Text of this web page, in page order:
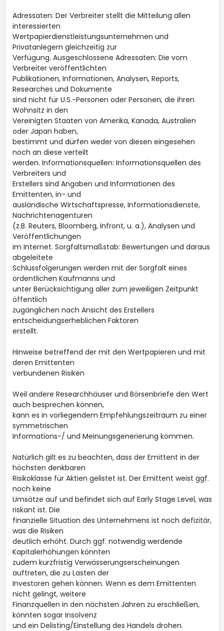
Adressaten: Der Verbreiter stellt die Mitteilung allen
interessierten
Wertpapierdienstleistungsunternehmen und
Privatanlegern gleichzeitig zur
Verfügung. Ausgeschlossene Adressaten: Die vom
Verbreiter veröffentlichten
Publikationen, Informationen, Analysen, Reports,
Researches und Dokumente
sind nicht für U.S.-Personen oder Personen, die ihren
Wohnsitz in den
Vereinigten Staaten von Amerika, Kanada, Australien
oder Japan haben,
bestimmt und dürfen weder von diesen eingesehen
noch an diese verteilt
werden. Informationsquellen: Informationsquellen des
Verbreiters und
Erstellers sind Angaben und Informationen des
Emittenten, in- und
ausländische Wirtschaftspresse, Informationsdienste,
Nachrichtenagenturen
(z.B. Reuters, Bloomberg, Infront, u. a.), Analysen und
Veröffentlichungen
im Internet. Sorgfaltsmaßstab: Bewertungen und daraus
abgeleitete
Schlussfolgerungen werden mit der Sorgfalt eines
ordentlichen Kaufmanns und
unter Berücksichtigung aller zum jeweiligen Zeitpunkt
öffentlich
zugänglichen nach Ansicht des Erstellers
entscheidungserheblichen Faktoren
erstellt.
Hinweise betreffend der mit den Wertpapieren und mit
deren Emittenten
verbundenen Risiken
Weil andere Researchhäuser und Börsenbriefe den Wert
auch besprechen können,
kann es in vorliegendem Empfehlungszeitraum zu einer
symmetrischen
Informations-/ und Meinungsgenerierung kommen.
Natürlich gilt es zu beachten, dass der Emittent in der
höchsten denkbaren
Risikoklasse für Aktien gelistet ist. Der Emittent weist ggf.
noch keine
Umsätze auf und befindet sich auf Early Stage Level, was
riskant ist. Die
finanzielle Situation des Unternehmens ist noch defizitär,
was die Risiken
deutlich erhöht. Durch ggf. notwendig werdende
Kapitalerhöhungen könnten
zudem kurzfristig Verwässerungserscheinungen
auftreten, die zu Lasten der
Investoren gehen können. Wenn es dem Emittenten
nicht gelingt, weitere
Finanzquellen in den nächsten Jahren zu erschließen,
könnten sogar Insolvenz
und ein Delisting/Einstellung des Handels drohen.